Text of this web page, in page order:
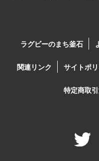
ラグビーのまち釜石
関連リンク サイトポ
特定商取